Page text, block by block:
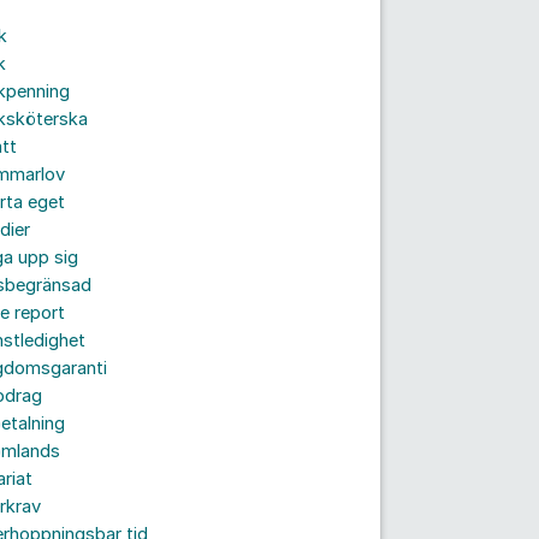
eget
upp sig
report
tid